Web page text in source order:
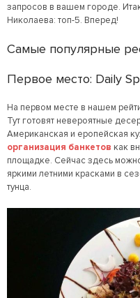
запросов в вашем городе.
Николаева: топ-5. Вперед!
Самые популярные
Первое место: Daily
На первом месте в нашем
Тут готовят невероятные
Американская и еропейская
организация банкетов как
площадке. Сейчас здесь можно
яркими летними красками в
тунца.